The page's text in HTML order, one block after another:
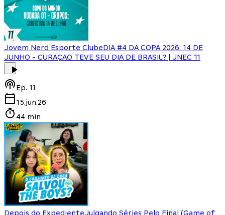
Jovem Nerd Esporte ClubeDIA #4 DA COPA 2026: 14 DE
JUNHO - CURAÇAO TEVE SEU DIA DE BRASIL? | JNEC 11
Ep. 11
15.jun.26
44 min
Depois do ExpedienteJulgando Séries Pelo Final (Game of